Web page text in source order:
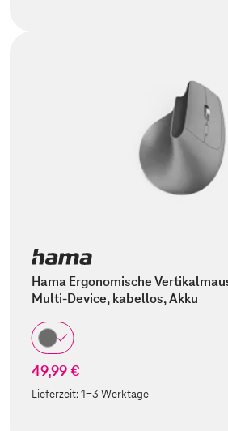
Hama Ergonomische
Multi-Device, kabellos, Akku
49,99 €
Lieferzeit:1-3 Werktage